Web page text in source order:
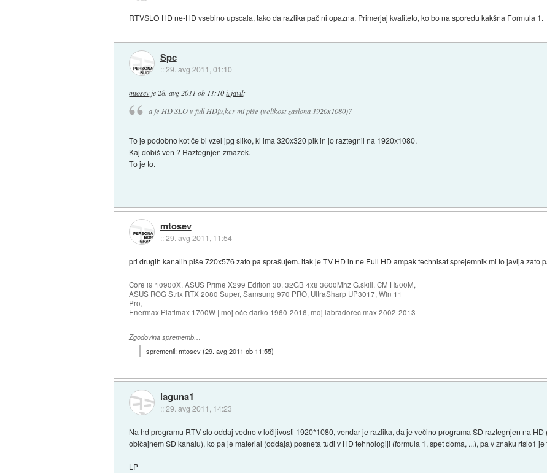
RTVSLO HD ne-HD vsebino upscala, tako da razlika pač ni opazna. Primerjaj kvaliteto, ko bo na sporedu kakšna Formula 1.
Spc
::29. avg 2011, 01:10
mtosev je 28. avg 2011 ob 11:10 izjavil:
a je HD SLO v full HDju,ker mi piše (velikost zaslona 1920x1080)?
To je podobno kot če bi vzel jpg sliko, ki ima 320x320 pik in jo raztegnil na 1920x1080.
Kaj dobiš ven ? Raztegnjen zmazek.
To je to.
mtosev
::29. avg 2011, 11:54
pri drugih kanalih piše 720x576 zato pa sprašujem. itak je TV HD in ne Full HD ampak technisat sprejemnik mi to javlja zato
Core i9 10900X, ASUS Prime X299 Edition 30, 32GB 4x8 3600Mhz G.skill, CM H500M,
ASUS ROG Strix RTX 2080 Super, Samsung 970 PRO, UltraSharp UP3017, Win 11
Pro,
Enermax Platimax 1700W | moj oče darko 1960-2016, moj labradorec max 2002-2013
Zgodovina sprememb…
spremenil:mtosev(29. avg 2011 ob 11:55)
laguna1
::29. avg 2011, 14:23
Na hd programu RTV slo oddaj vedno v ločljivosti 1920*1080, vendar je razlika, da je večino programa SD raztegnjen na
običajnem SD kanalu), ko pa je material (oddaja) posneta tudi v HD tehnologiji (formula 1, spet doma, ...), pa v znaku rtslo1
LP